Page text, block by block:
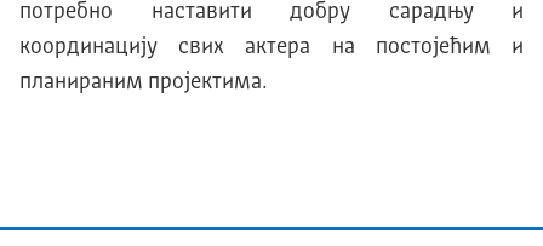
потребно наставити добру сарадњу и
координацију свих актера на постојећим и
планираним пројектима.